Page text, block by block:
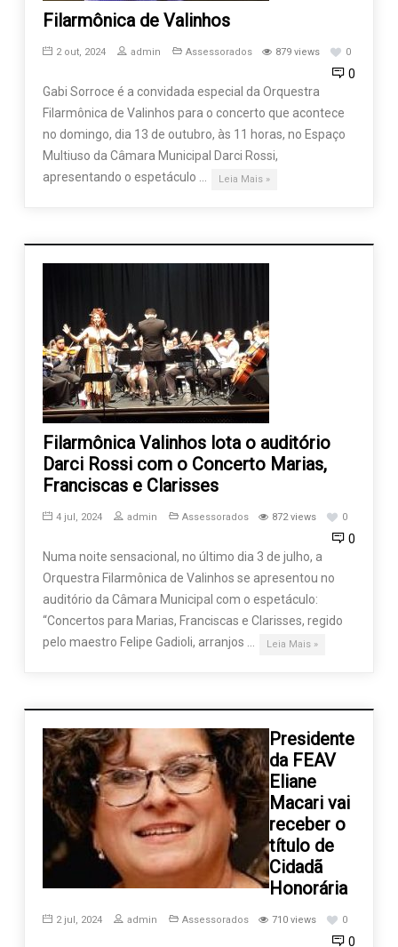
Filarmônica de Valinhos
2 out, 2024 admin Assessorados 879 views 0
0
Gabi Sorroce é a convidada especial da Orquestra
Filarmônica de Valinhos para o concerto que acontece
no domingo, dia 13 de outubro, às 11 horas, no Espaço
Multiuso da Câmara Municipal Darci Rossi,
apresentando o espetáculo …
Leia Mais »
Filarmônica Valinhos lota o auditório
Darci Rossi com o Concerto Marias,
Franciscas e Clarisses
4 jul, 2024 admin Assessorados 872 views 0
0
Numa noite sensacional, no último dia 3 de julho, a
Orquestra Filarmônica de Valinhos se apresentou no
auditório da Câmara Municipal com o espetáculo:
“Concertos para Marias, Franciscas e Clarisses, regido
pelo maestro Felipe Gadioli, arranjos …
Leia Mais »
Presidente
da FEAV
Eliane
Macari vai
receber o
título de
Cidadã
Honorária
2 jul, 2024 admin Assessorados 710 views 0
0